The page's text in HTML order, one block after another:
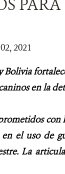
2021
Bolivia
en la
en el uso de
La